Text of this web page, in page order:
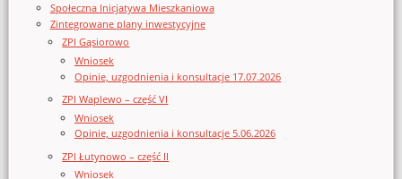
Społeczna Inicjatywa Mieszkaniowa
Zintegrowane plany inwestycyjne
ZPI Gąsiorowo
Wniosek
Opinie, uzgodnienia i konsultacje 17.07.2026
ZPI Waplewo – część VI
Wniosek
Opinie, uzgodnienia i konsultacje 5.06.2026
ZPI Łutynowo – część II
Wniosek